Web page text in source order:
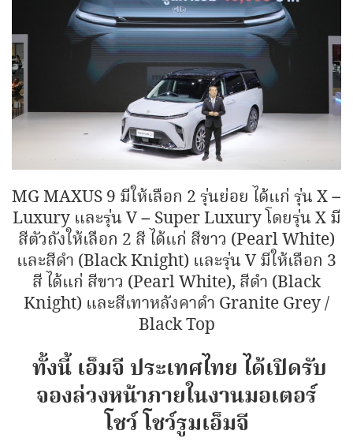
MG MAXUS 9 มีให้เลือก 2 รุ่นย่อย ได้แก่ รุ่น X –
Luxury และรุ่น V – Super Luxury โดยรุ่น X มี
สีตัวถังให้เลือก 2 สี ได้แก่ สีขาว (Pearl White)
และสีดำ (Black Knight) และรุ่น V มีให้เลือก 3
สี ได้แก่ สีขาว (Pearl White), สีดำ (Black
Knight) และสีเทาหลังคาดำ Granite Grey /
Black Top
ทั้งนี้ เอ็มจี ประเทศไทย ได้เปิดรับ
จองล่วงหน้าภายในงานมอเตอร์
โชว์ โชว์รูมเอ็มจี